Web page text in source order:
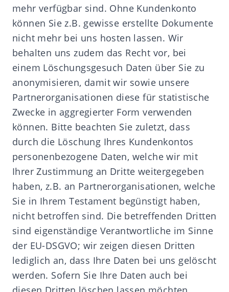
mehr verfügbar sind. Ohne Kundenkonto
können Sie z.B. gewisse erstellte Dokumente
nicht mehr bei uns hosten lassen. Wir
behalten uns zudem das Recht vor, bei
einem Löschungsgesuch Daten über Sie zu
anonymisieren, damit wir sowie unsere
Partnerorganisationen diese für statistische
Zwecke in aggregierter Form verwenden
können. Bitte beachten Sie zuletzt, dass
durch die Löschung Ihres Kundenkontos
personenbezogene Daten, welche wir mit
Ihrer Zustimmung an Dritte weitergegeben
haben, z.B. an Partnerorganisationen, welche
Sie in Ihrem Testament begünstigt haben,
nicht betroffen sind. Die betreffenden Dritten
sind eigenständige Verantwortliche im Sinne
der EU-DSGVO; wir zeigen diesen Dritten
lediglich an, dass Ihre Daten bei uns gelöscht
werden. Sofern Sie Ihre Daten auch bei